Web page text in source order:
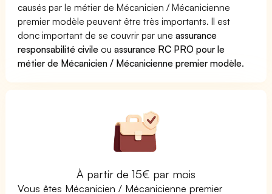
causés par le métier de Mécanicien / Mécanicienne
premier modèle peuvent être très importants. Il est
donc important de se couvrir par uneassurance
responsabilité civile ouassurance RC PRO pour le
métier de Mécanicien / Mécanicienne premier modèle.
À partir de 15€ par mois
Vous êtes Mécanicien / Mécanicienne premier